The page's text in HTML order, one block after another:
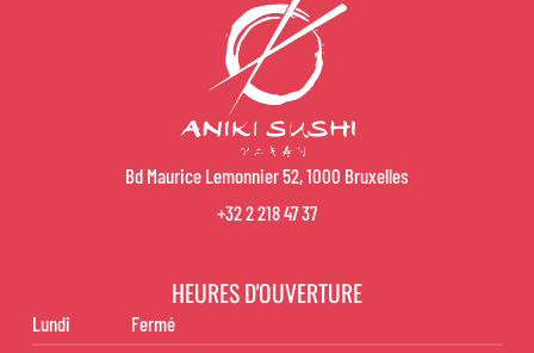
Bd Maurice Lemonnier 52, 1000 Bruxelles
+32 2 218 47 37
HEURES D'OUVERTURE
Lundi
Fermé